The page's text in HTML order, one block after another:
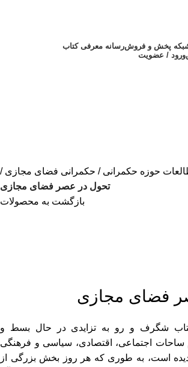
پخش و فروشرسانه معرفی کتاب
ورود / عضویت
حوزه حکمرانی
حکمرانی فضای مجازی
تحول در عصر فضای مجازی
بازگشت به محصولات
فضای مجازی
شگرف و رو به تزایدی در حال بسط و
اجتماعی، اقتصادی، سیاسی و فرهنگی
است، به طوری که هر روز بخش بزرگی از